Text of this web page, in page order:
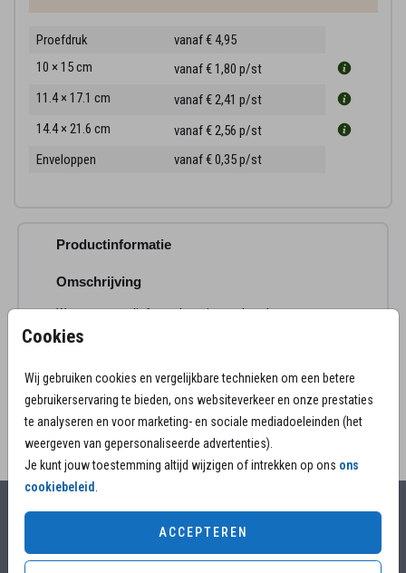
Cookies
Wij gebruiken cookies en vergelijkbare technieken om een betere
gebruikerservaring te bieden, ons websiteverkeer en onze prestaties
te analyseren en voor marketing- en sociale mediadoeleinden (het
weergeven van gepersonaliseerde advertenties).
Je kunt jouw toestemming altijd wijzigen of intrekken op ons ons
cookiebeleid
ACCEPTEREN
Proefdruk
vanaf € 4,95
10 × 15 cm
vanaf € 1,80 p/st
11.4 × 17.1 cm
vanaf € 2,41 p/st
14.4 × 21.6 cm
vanaf € 2,56 p/st
Enveloppen
vanaf € 0,35p/st
Productinformatie
Omschrijving
Wat een super lief rouwkaartje om de geboorte en
het overlijden van jullie prachtig zoontje te delen met
Alles voor jouw moment